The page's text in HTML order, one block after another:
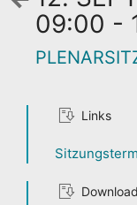
Wochenansicht
09:00 -
Links
TAG